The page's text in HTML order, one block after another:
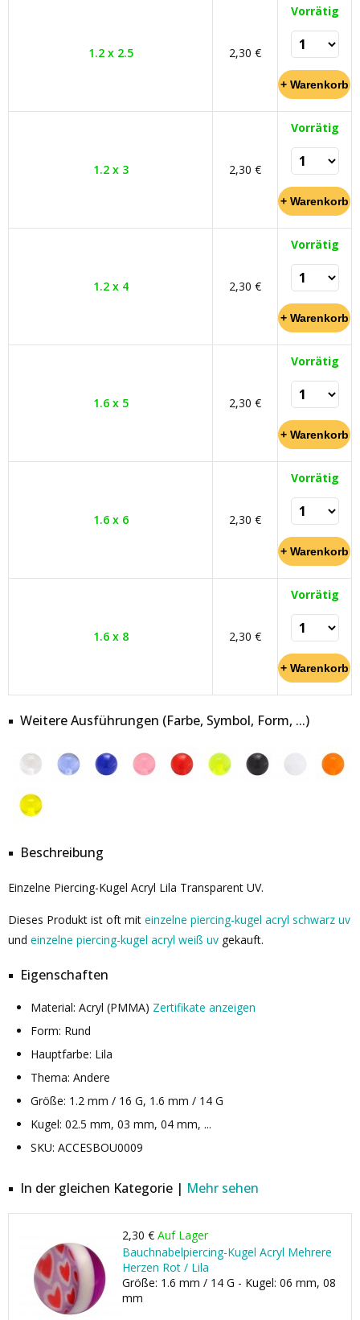
1.2 x 2.5 2,30 €
Vorrätig
1.2 x 3 2,30 €
Vorrätig
1.2 x 4 2,30 €
Vorrätig
1.6 x 5 2,30 €
Vorrätig
1.6 x 6 2,30 €
Vorrätig
1.6 x 8 2,30 €
Vorrätig
Weitere Ausführungen (Farbe, Symbol, Form, ...)
Beschreibung
Einzelne Piercing-Kugel Acryl Lila Transparent UV.
Dieses Produkt ist oft mit einzelne piercing-kugel acryl schwarz uv
und einzelne piercing-kugel acryl weiß uv gekauft.
Eigenschaften
Material: Acryl (PMMA) Zertifikate anzeigen
Form: Rund
Hauptfarbe: Lila
Thema: Andere
Größe: 1.2 mm / 16 G, 1.6 mm / 14 G
Kugel: 02.5 mm, 03 mm, 04 mm, ...
SKU: ACCESBOU0009
In der gleichen Kategorie | Mehr sehen
2,30 € Auf Lager
Bauchnabelpiercing-Kugel Acryl Mehrere
Herzen Rot / Lila
Größe: 1.6 mm / 14 G - Kugel: 06 mm, 08
mm